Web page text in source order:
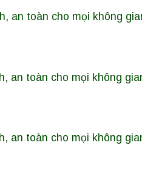
an toàn cho mọi không
an toàn cho mọi không
an toàn cho mọi không